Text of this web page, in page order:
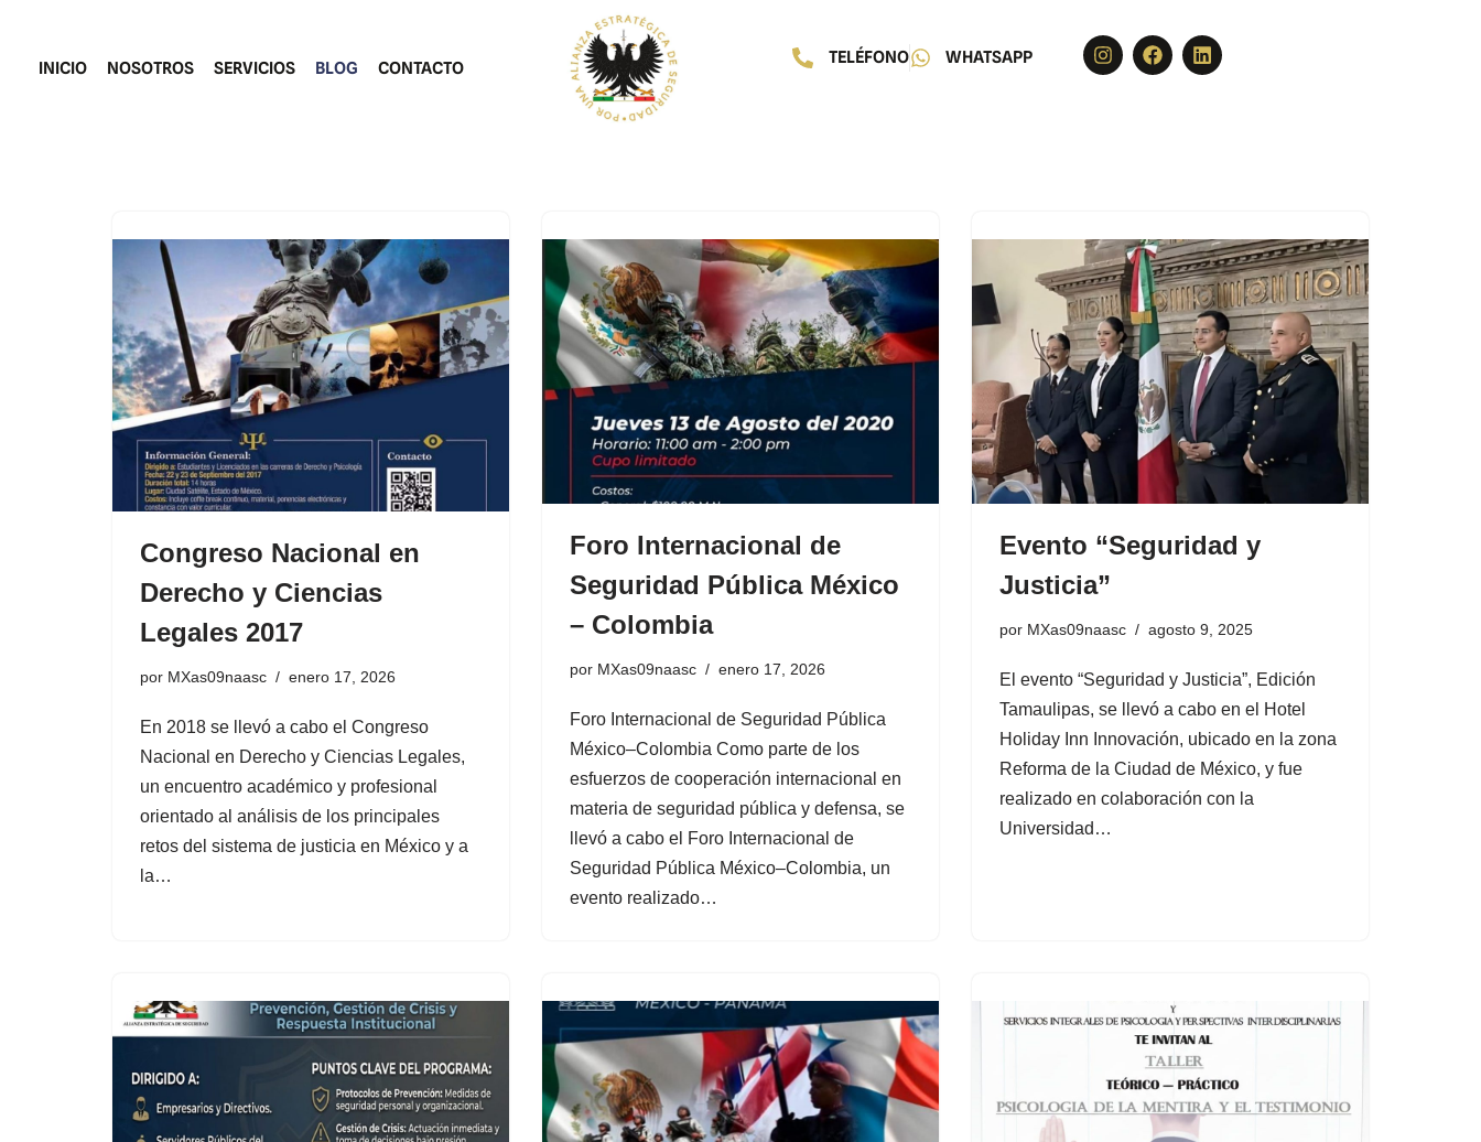
Saltar
INICIO NOSOTROS SERVICIOS BLOG CONTACTO
TELÉFONO WHATSAPP
Congreso Nacional en
Derecho y Ciencias
Legales 2017
por MXas09naasc enero 17, 2026
En 2018 se llevó a cabo el Congreso
Nacional en Derecho y Ciencias Legales,
un encuentro académico y profesional
orientado al análisis de los principales
retos del sistema de justicia en México y a
la…
Foro Internacional de
Seguridad Pública México
– Colombia
por MXas09naasc enero 17, 2026
Foro Internacional de Seguridad Pública
México–Colombia Como parte de los
esfuerzos de cooperación internacional en
materia de seguridad pública y defensa, se
llevó a cabo el Foro Internacional de
Seguridad Pública México–Colombia, un
evento realizado…
Evento “Seguridad y
Justicia”
por MXas09naasc agosto 9, 2025
El evento “Seguridad y Justicia”, Edición
Tamaulipas, se llevó a cabo en el Hotel
Holiday Inn Innovación, ubicado en la zona
Reforma de la Ciudad de México, y fue
realizado en colaboración con la
Universidad…